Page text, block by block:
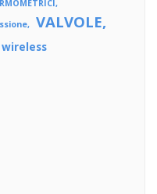
VALVOLE
wireless